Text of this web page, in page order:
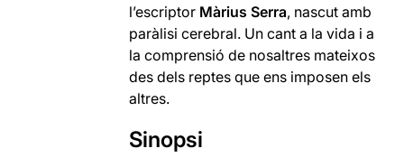
l’escriptor Màrius Serra, nascut amb
paràlisi cerebral. Un cant a la vida i a
la comprensió de nosaltres mateixos
des dels reptes que ens imposen els
altres.
Sinopsi